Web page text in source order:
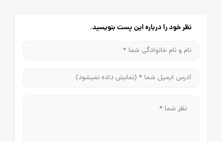
نظر خود را درباره این پست بنویسید.